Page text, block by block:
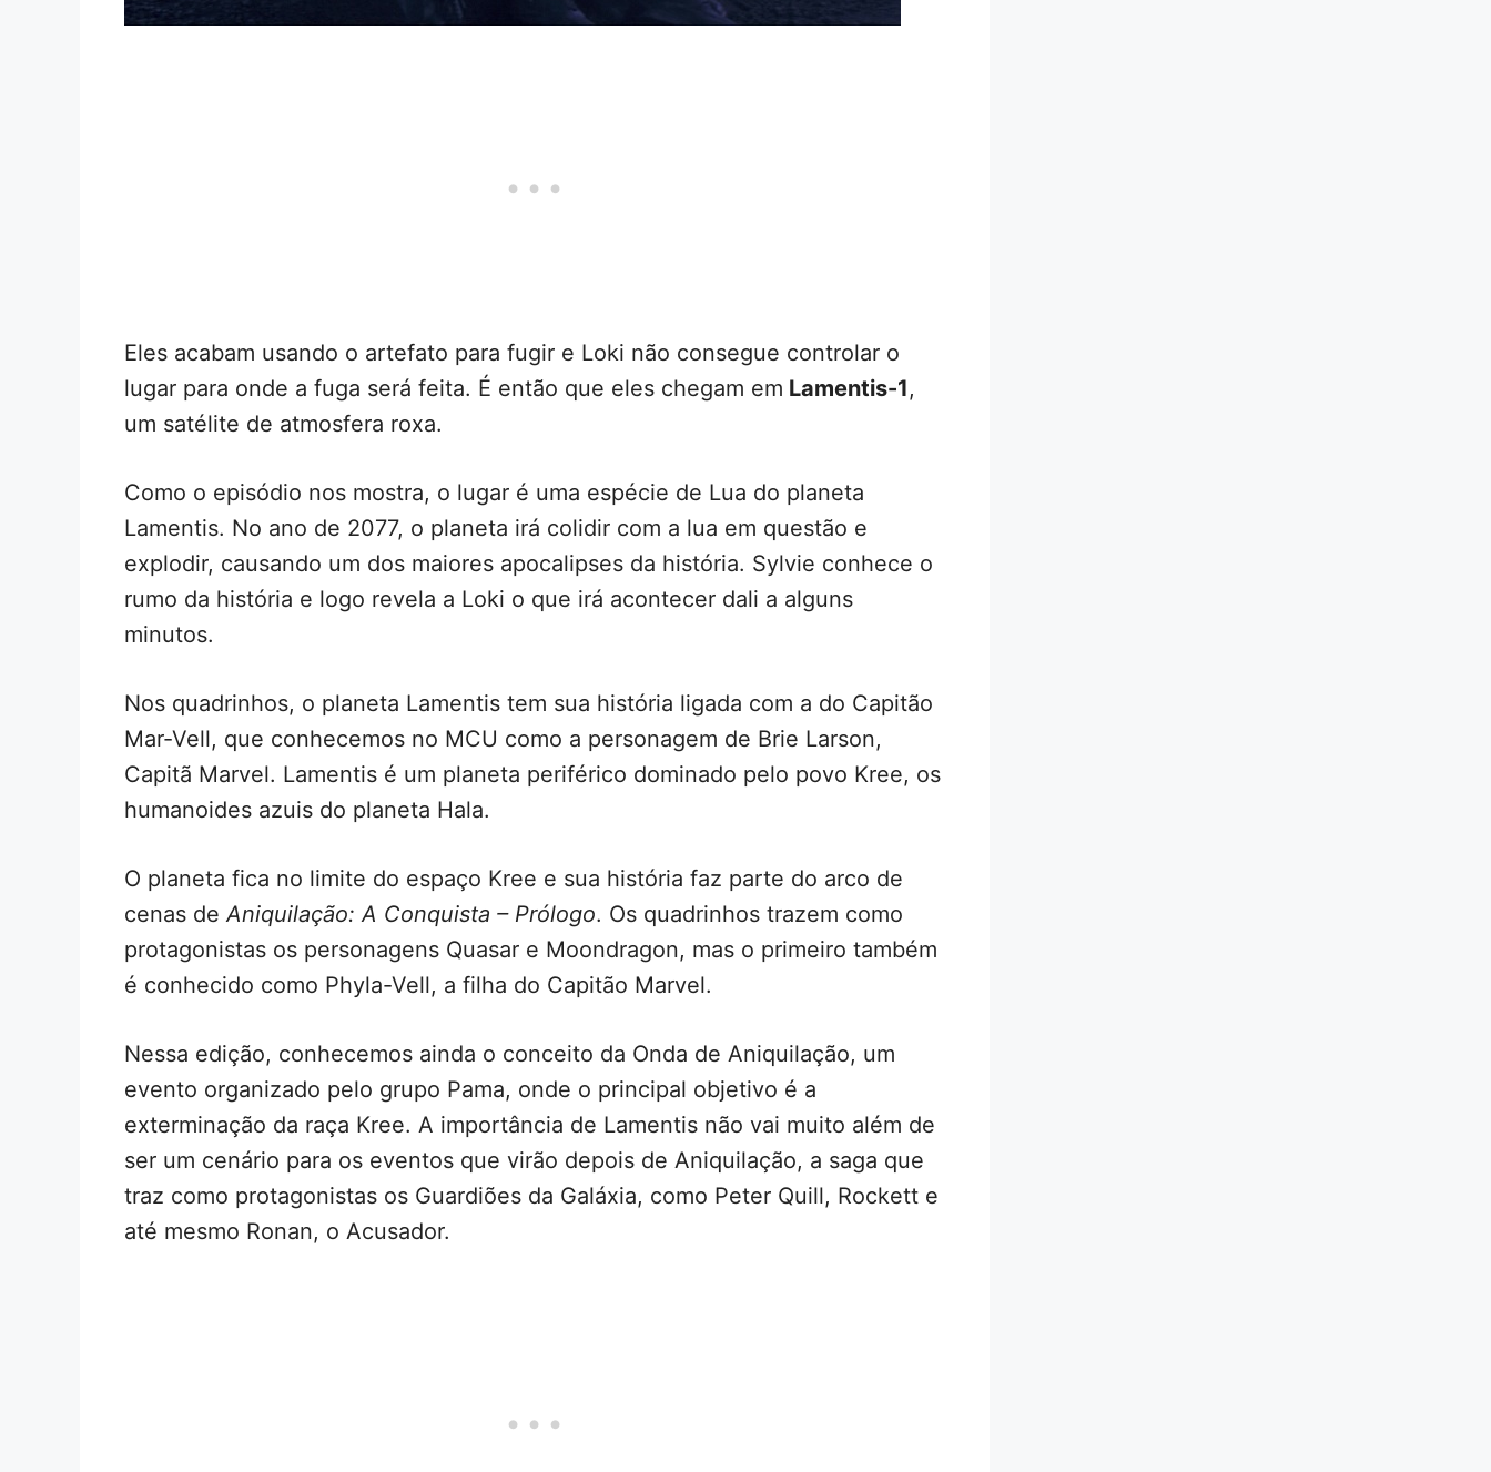
Eles acabam usando o artefato para fugir e Loki não consegue controlar o
lugar para onde a fuga será feita. É então que eles chegam em Lamentis-1,
um satélite de atmosfera roxa.
Como o episódio nos mostra, o lugar é uma espécie de Lua do planeta
Lamentis. No ano de 2077, o planeta irá colidir com a lua em questão e
explodir, causando um dos maiores apocalipses da história. Sylvie conhece o
rumo da história e logo revela a Loki o que irá acontecer dali a alguns
minutos.
Nos quadrinhos, o planeta Lamentis tem sua história ligada com a do Capitão
Mar-Vell, que conhecemos no MCU como a personagem de Brie Larson,
Capitã Marvel. Lamentis é um planeta periférico dominado pelo povo Kree, os
humanoides azuis do planeta Hala.
O planeta fica no limite do espaço Kree e sua história faz parte do arco de
cenas de Aniquilação: A Conquista – Prólogo. Os quadrinhos trazem como
protagonistas os personagens Quasar e Moondragon, mas o primeiro também
é conhecido como Phyla-Vell, a filha do Capitão Marvel.
Nessa edição, conhecemos ainda o conceito da Onda de Aniquilação, um
evento organizado pelo grupo Pama, onde o principal objetivo é a
exterminação da raça Kree. A importância de Lamentis não vai muito além de
ser um cenário para os eventos que virão depois de Aniquilação, a saga que
traz como protagonistas os Guardiões da Galáxia, como Peter Quill, Rockett e
até mesmo Ronan, o Acusador.